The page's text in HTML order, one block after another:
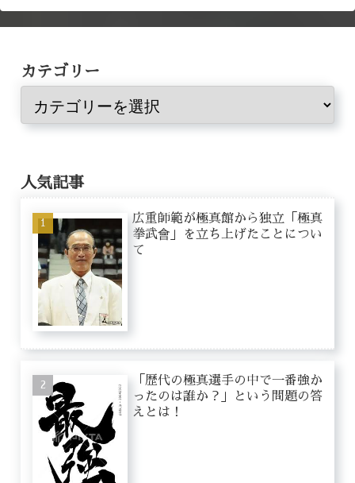
カテゴリー
人気記事
広重師範が極真館から独立「極真
拳武會」を立ち上げたことについ
て
「歴代の極真選手の中で一番強か
ったのは誰か？」という問題の答
えとは！